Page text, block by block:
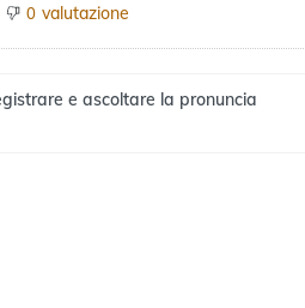
0 valutazione
e ascoltare la pronuncia